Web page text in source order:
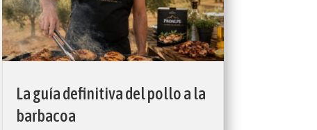
La guía definitiva del pollo a la
barbacoa